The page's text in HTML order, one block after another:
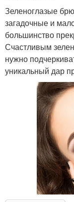
Зеленоглазые
загадочные и
большинство
Счастливым
нужно
уникальный дар